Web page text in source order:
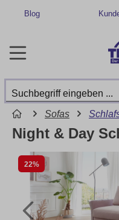
Blog
Sofas
22%
Night & Day